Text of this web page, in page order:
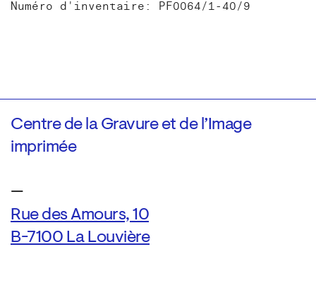
Numéro d'inventaire: PF0064/1-40/9
Centre de la Gravure et de l’Image
imprimée
—
Rue des Amours, 10
B-7100 La Louvière